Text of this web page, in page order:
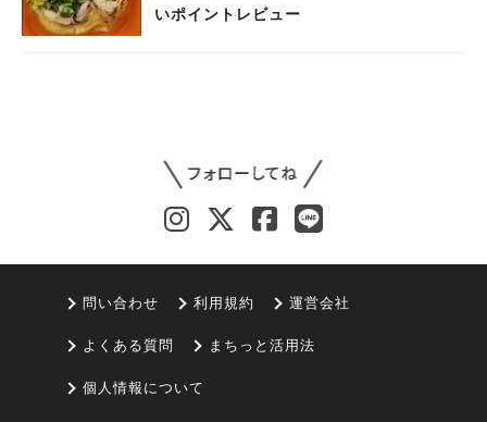
いポイントレビュー
問い合わせ 利用規約 運営会社
よくある質問 まちっと活用法
個人情報について